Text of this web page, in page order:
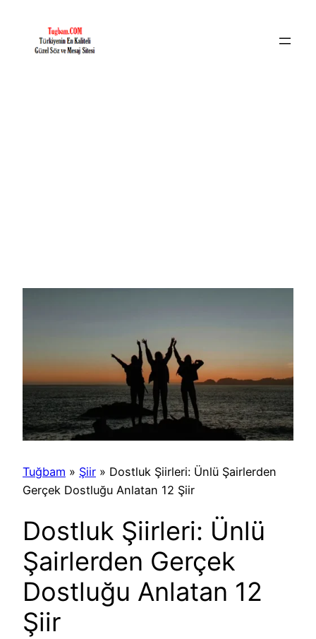
Tuğbam » Şiir » Dostluk Şiirleri: Ünlü Şairlerden
Gerçek Dostluğu Anlatan 12 Şiir
Dostluk Şiirleri: Ünlü
Şairlerden Gerçek
Dostluğu Anlatan 12
Şiir